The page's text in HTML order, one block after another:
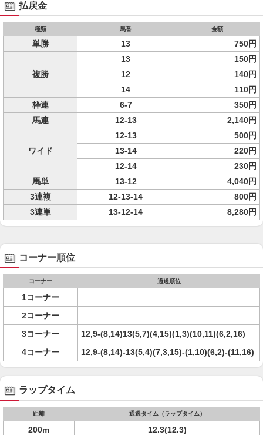
払戻金
種類 馬番 金額
単勝 13 750円
複勝
13
150円
12
140円
14
110円
枠連
6-7
350円
馬連
12-13 2,140円
ワイド
12-13
500円
13-14
220円
12-14
230円
馬単
13-12
4,040円
3連複
12-13-14
800円
3連単
13-12-14 8,280円
コーナー順位
コーナー 通過順位
1コーナー
2コーナー
3コーナー
12,9-(8,14)13(5,7)(4,15)(1,3)(10,11)(6,2,16)
4コーナー
12,9-(8,14)-13(5,4)(7,3,15)-(1,10)(6,2)-(11,16)
ラップタイム
距離 通過タイム（ラップタイム）
200m
12.3(12.3)